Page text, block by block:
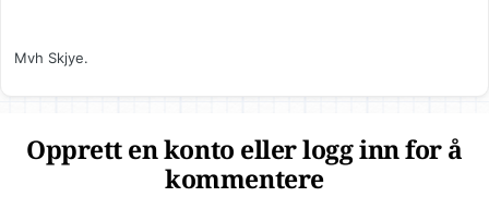
Mvh Skjye.
Opprett en konto eller logg inn for å
kommentere